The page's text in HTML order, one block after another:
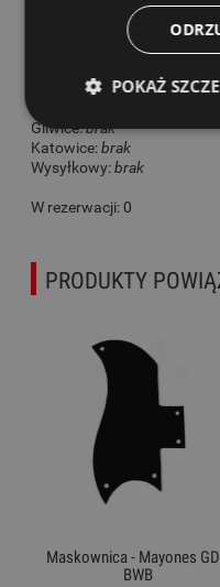
STANY
brak
Gliwice:brak
Katowice:brak
Wysyłkowy:brak
W rezerwacji: 0
PRODUKTY
Maskownica - Mayones
BWB
POKAŻ